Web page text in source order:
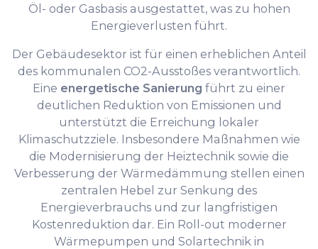
Öl- oder Gasbasis ausgestattet, was zu hohen
Energieverlusten führt.
Der Gebäudesektor ist für einen erheblichen Anteil
des kommunalen CO2-Ausstoßes verantwortlich.
Eine energetische Sanierung führt zu einer
deutlichen Reduktion von Emissionen und
unterstützt die Erreichung lokaler
Klimaschutzziele. Insbesondere Maßnahmen wie
die Modernisierung der Heiztechnik sowie die
Verbesserung der Wärmedämmung stellen einen
zentralen Hebel zur Senkung des
Energieverbrauchs und zur langfristigen
Kostenreduktion dar. Ein Roll-out moderner
Wärmepumpen und Solartechnik in